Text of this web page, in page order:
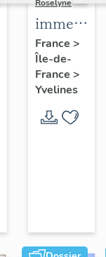
Roselyne
maisons,
fermes
France >
Île-de-
France >
Yvelines